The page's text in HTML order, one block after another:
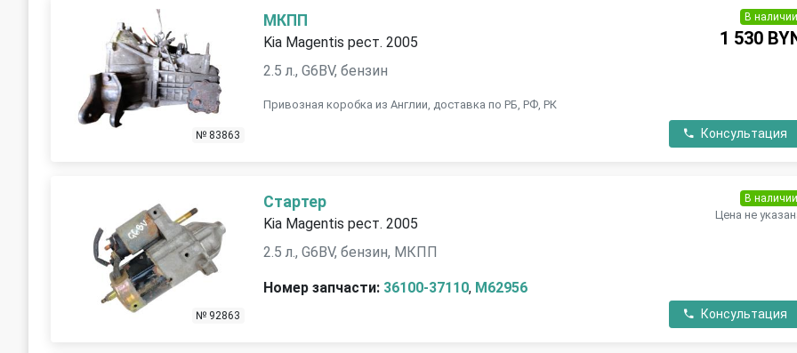
№ 83863
МКПП
Kia Magentis рест. 2005
2.5 л., G6BV, бензин
Привозная коробка из Англии, доставка по РБ, РФ, РК
В наличии
1 530
Консультация
№ 92863
Стартер
Kia Magentis рест. 2005
2.5 л., G6BV, бензин, МКПП
Номер запчасти: 36100-37110, M62956
В наличии
Цена не
Консультация